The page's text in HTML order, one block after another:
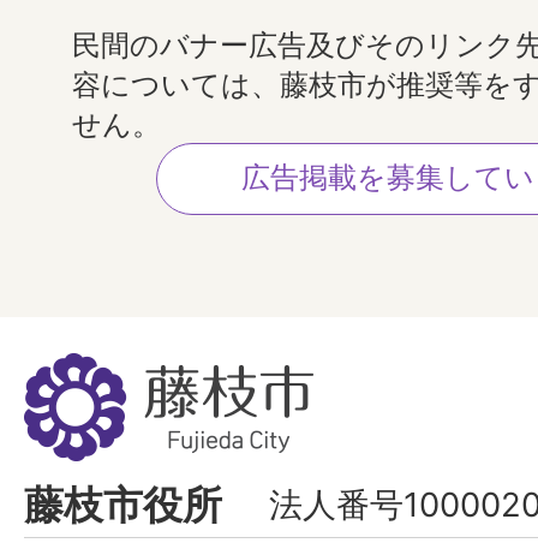
民間のバナー広告及びそのリンク
容については、藤枝市が推奨等を
せん。
広告掲載を募集して
藤
枝
市
Fujieda
City
藤枝市役所 法人番号